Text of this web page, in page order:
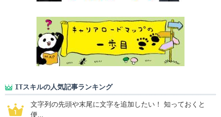
ITスキルの人気記事ランキング
文字列の先頭や末尾に文字を追加したい！ 知っておくと
便...